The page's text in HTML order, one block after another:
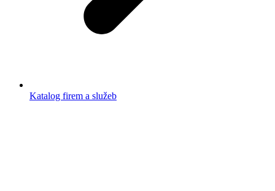
Katalog firem a služeb